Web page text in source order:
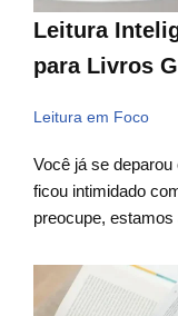
Leitura
para Livros
Leitura em Foco
Você já se
ficou intimidado
preocupe,